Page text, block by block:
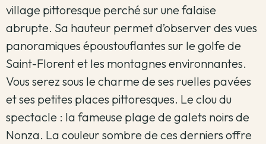
village pittoresque perché sur une falaise
abrupte. Sa hauteur permet d’observer des vues
panoramiques époustouflantes sur le golfe de
Saint-Florent et les montagnes environnantes.
Vous serez sous le charme de ses ruelles pavées
et ses petites places pittoresques. Le clou du
spectacle : la fameuse plage de galets noirs de
Nonza. La couleur sombre de ces derniers offre